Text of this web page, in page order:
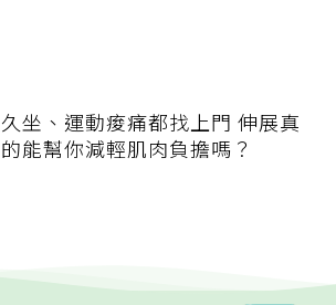
久坐、運動痠痛都找上門 伸展真
的能幫你減輕肌肉負擔嗎？